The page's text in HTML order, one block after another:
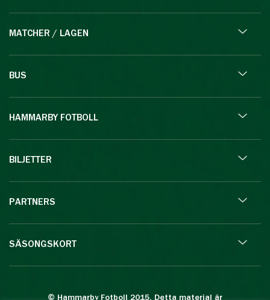
MATCHER / LAGEN
BUS
HAMMARBY FOTBOLL
BILJETTER
PARTNERS
SÄSONGSKORT
© Hammarby Fotboll 2015. Detta material är